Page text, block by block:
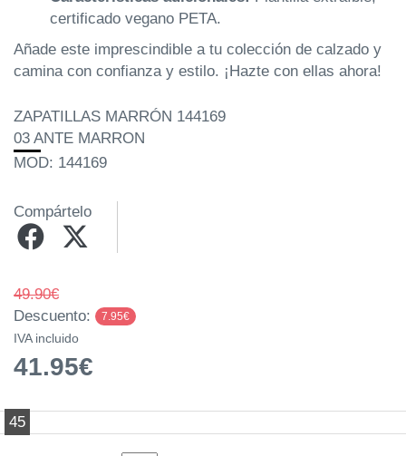
certificado vegano PETA.
Añade este imprescindible a tu colección de calzado y
camina con confianza y estilo. ¡Hazte con ellas ahora!
ZAPATILLAS MARRÓN 144169
03 ANTE MARRON
MOD: 144169
Compártelo
49.90€
Descuento:
7.95€
IVA incluido
41.95€
45